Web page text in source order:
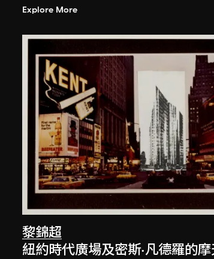
Explore More
黎錦超
紐約時代廣場及密斯·凡德羅的